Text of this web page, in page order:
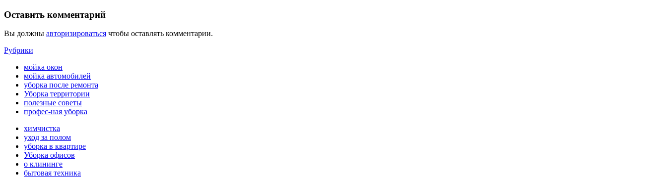
Оставить комментарий
Вы должны авторизироваться чтобы оставлять комментарии.
Рубрики
мойка окон
мойка автомобилей
уборка после ремонта
Уборка территории
полезные советы
профес-ная уборка
химчистка
уход за полом
уборка в квартире
Уборка офисов
о клининге
бытовая техника